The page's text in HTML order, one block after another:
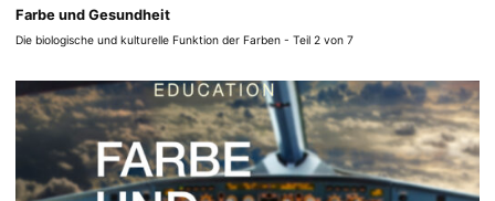
Farbe und Gesundheit
Die biologische und kulturelle Funktion der Farben - Teil 2 von 7